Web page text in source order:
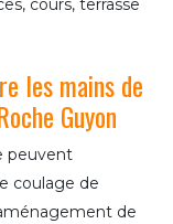
cours, terrasse
les mains de
Guyon
peuvent
coulage de
de